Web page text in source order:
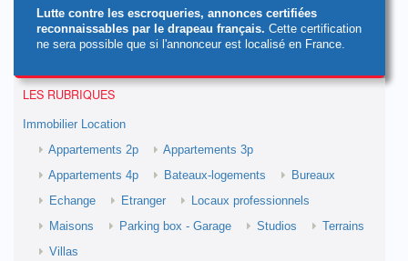
Lutte contre les escroqueries, annonces certifiées
reconnaissables par le drapeau français. Cette certification
ne sera possible que si l'annonceur est localisé en France.
LES RUBRIQUES
Immobilier Location
Appartements 2p
Appartements 3p
Appartements 4p
Bateaux-logements
Bureaux
Echange
Etranger
Locaux professionnels
Maisons
Parking box - Garage Studios
Terrains
Villas